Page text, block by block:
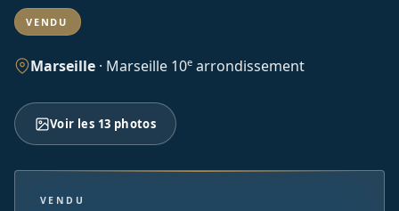
VENDU
Marseille · Marseille 10e arrondissement
Voir les 13 photos
VENDU